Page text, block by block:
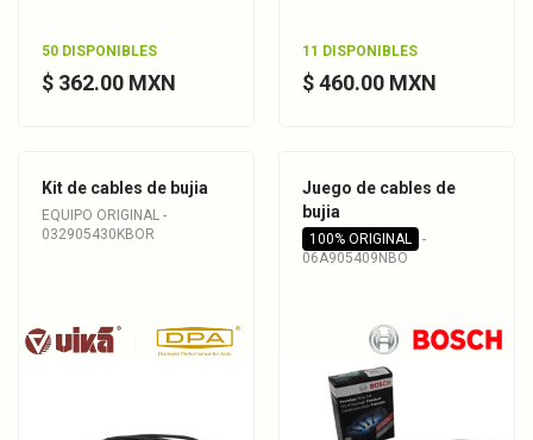
50 DISPONIBLES
$ 362.00 MXN
11 DISPONIBLES
$ 460.00 MXN
Kit de cables de bujia
EQUIPO ORIGINAL -
032905430KBOR
Juego de cables de
bujia
100% ORIGINAL
-
06A905409NBO